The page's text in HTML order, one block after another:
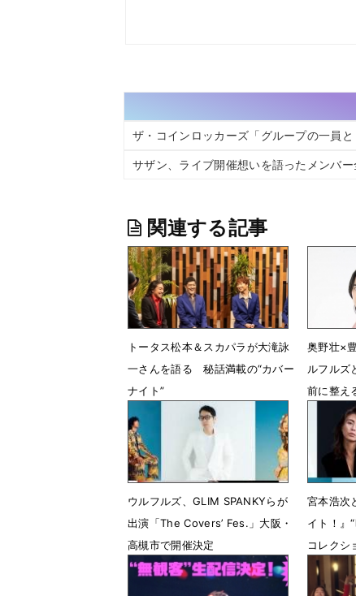
ザ・コインロッカーズ「グループの一員
サザン、ライブ開催想いを語ったメンバ
関連する記事
トータス松本＆スカパラが大滝詠
一さんを語る 秘話満載の“カバー
ナイト”
7月29日 13時35分
奥野壮×
ルフルズ
前に整え
8月24
ウルフルズ、GLIM SPANKYらが
出演「The Covers’ Fes.」大阪・
高槻市で開催決定
10月24日 14時00分
宮本浩次
イト！』
コレクシ
「The
3月15